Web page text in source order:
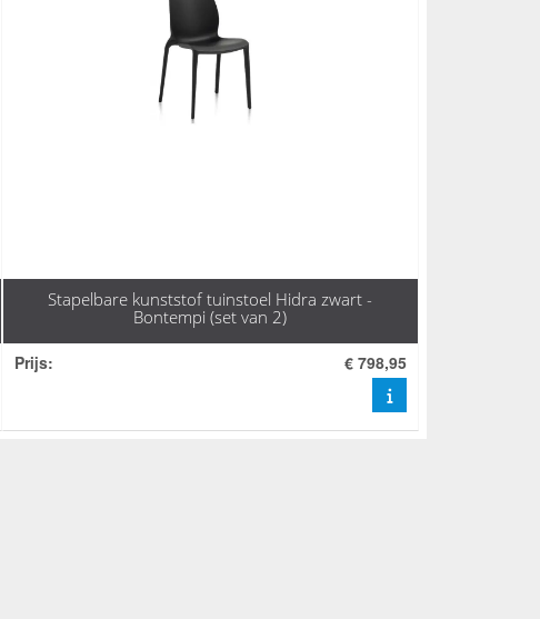
Stapelbare kunststof tuinstoel Hidra zwart -
Bontempi (set van 2)
Prijs: € 798,95